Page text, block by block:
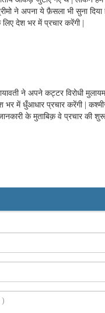
ने अपना ये फ़ैसला भी सुना दिया
लिए देश भर में प्रचार करेंगी |
ने अपने कट्टर विरोधी
भर में धुँआधार प्रचार करेंगी |
के मुताबिक़ वे प्रचार की